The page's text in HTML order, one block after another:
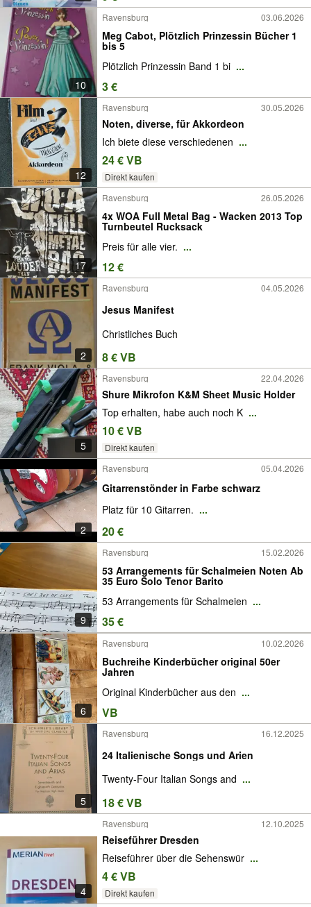
10
Ravensburg 03.06.2026
Meg Cabot, Plötzlich Prinzessin Bücher 1
bis 5
Plötzlich Prinzessin Band 1 bi ...
3 €
12
Ravensburg 30.05.2026
Noten, diverse, für Akkordeon
Ich biete diese verschiedenen ...
24 € VB
Direkt kaufen
17
Ravensburg 26.05.2026
4x WOA Full Metal Bag - Wacken 2013 Top
Turnbeutel Rucksack
Preis für alle vier. ...
12 €
2
Ravensburg 04.05.2026
Jesus Manifest
Christliches Buch
8 € VB
5
Ravensburg 22.04.2026
Shure Mikrofon K&M Sheet Music Holder
Top erhalten, habe auch noch K ...
10 € VB
Direkt kaufen
2
Ravensburg 05.04.2026
Gitarrenstönder in Farbe schwarz
Platz für 10 Gitarren. ...
20 €
9
Ravensburg 15.02.2026
53 Arrangements für Schalmeien Noten Ab
35 Euro Solo Tenor Barito
53 Arrangements für Schalmeien ...
35 €
6
Ravensburg 10.02.2026
Buchreihe Kinderbücher original 50er
Jahren
Original Kinderbücher aus den ...
VB
5
Ravensburg 16.12.2025
24 Italienische Songs und Arien
Twenty-Four Italian Songs and ...
18 € VB
4
Ravensburg 12.10.2025
Reiseführer Dresden
Reiseführer über die Sehenswür ...
4 € VB
Direkt kaufen